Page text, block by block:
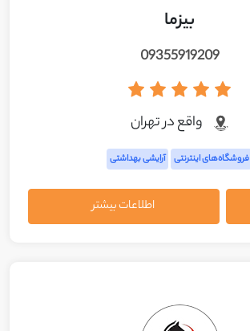
بیزما
09355919209
واقع در تهران
فروشگاه‌های اینترنتی آرایشی بهداشتی
اطلاعات بیشتر